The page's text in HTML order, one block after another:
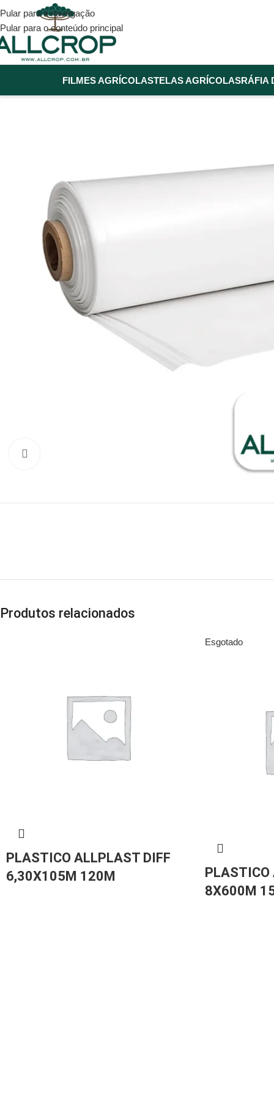
Pular para a navegação
Pular para o conteúdo principal
FILMES AGRÍCOLASTELAS AGRÍCOLASRÁFIA
Produtos relacionados
PLASTICO ALLPLAST DIFF
6,30X105M 120M
Esgotado
PLASTICO
8X600M